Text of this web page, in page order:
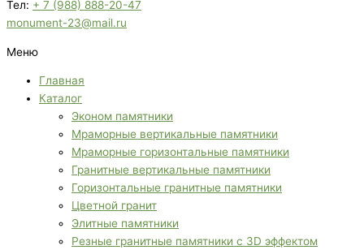
Тел: + 7 (988) 888-20-47
monument-23@mail.ru
Меню
Главная
Каталог
Эконом памятники
Мраморные вертикальные памятники
Мраморные горизонтальные памятники
Гранитные вертикальные памятники
Горизонтальные гранитные памятники
Цветной гранит
Элитные памятники
Резные гранитные памятники с 3D эффектом